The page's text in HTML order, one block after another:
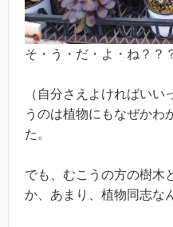
そ・う・だ・よ・ね？？
（自分さえよければい
うのは植物にもなぜかわ
た。
でも、むこうの方の樹木
か、あまり、植物同志な